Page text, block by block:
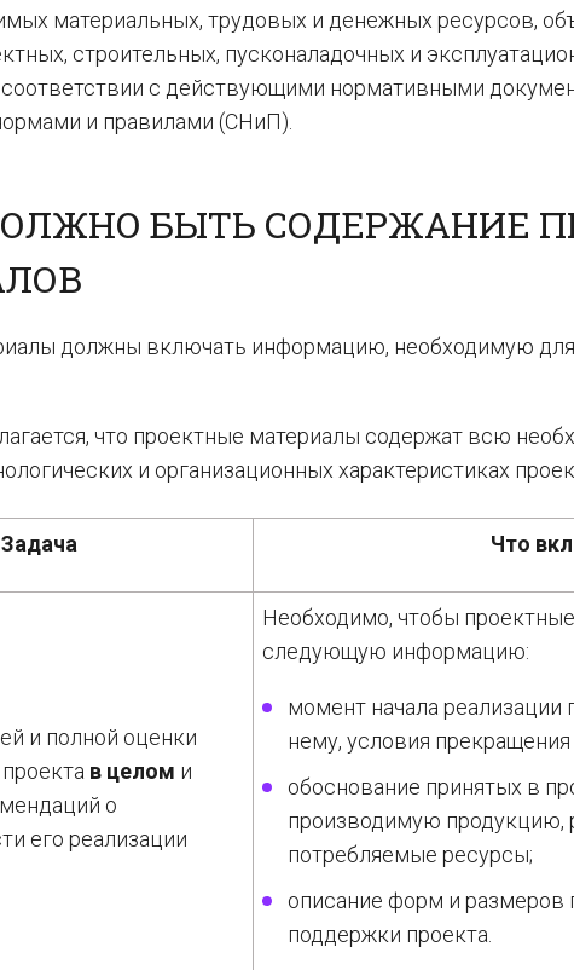
материальных, трудовых и денежных ресурсов,
строительных, пусконаладочных и
соответствии с действующими нормативными
и правилами (СНиП).
БЫТЬ СОДЕРЖАНИЕ
должны включать информацию, необходимую
что проектные материалы содержат всю
и организационных характеристиках
Задача Что
и полной оценки
в целом и
о
его реализации
Необходимо, чтобы
следующую информацию:
момент начала реализации
нему, условия
обоснование принятых в
производимую продукцию,
потребляемые ресурсы;
описание форм и размеров
поддержки проекта.